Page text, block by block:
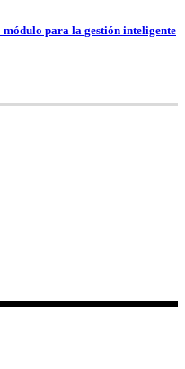
para la gestión inteligente